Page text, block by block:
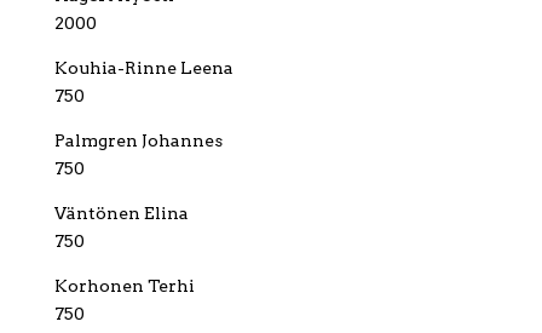
2000
Kouhia-Rinne Leena
750
Palmgren Johannes
750
Väntönen Elina
750
Korhonen Terhi
750